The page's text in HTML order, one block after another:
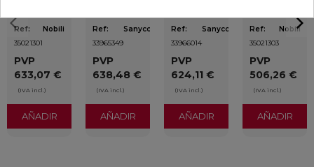
HERITAGE
Ref:
35021301
Nobili
PVP
633,07 €
(IVA incl.)
AÑADIR
HORIZONTAL
2-3 VÍAS FLEXO
SILICONA
LOOP K ORO
ROSA
CEPILLADO
Ref:
33965349
Sanycces
PVP
638,48 €
(IVA incl.)
AÑADIR
LOOP K ORO
CEPILLADO
Ref:
33966014
Sanycces
PVP
624,11 €
(IVA incl.)
AÑADIR
WHITE
Ref:
35021303
Nobili
PVP
506,26 €
(IVA incl.)
AÑADIR